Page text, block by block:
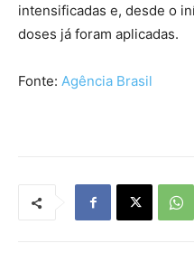
intensificadas e, desde o
doses já foram aplicadas.
Fonte: Agência Brasil